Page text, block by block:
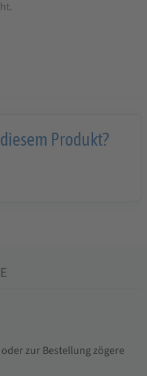
Produkt?
zur Bestellung zögere